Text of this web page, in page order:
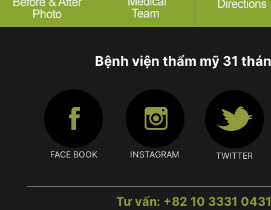
Bệnh viện thẩm mỹ 31
FACE BOOK INSTAGRAM TWITTER
Tư vấn: +82 10 3331 0431